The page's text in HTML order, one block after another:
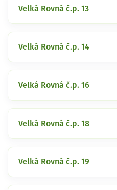
Velká Rovná č.p. 13
Velká Rovná č.p. 14
Velká Rovná č.p. 16
Velká Rovná č.p. 18
Velká Rovná č.p. 19